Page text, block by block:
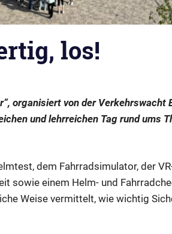
los!
organisiert von der Verkehrswacht
und lehrreichen Tag rund ums
dem Fahrradsimulator, der
sowie einem Helm- und
Weise vermittelt, wie wichtig